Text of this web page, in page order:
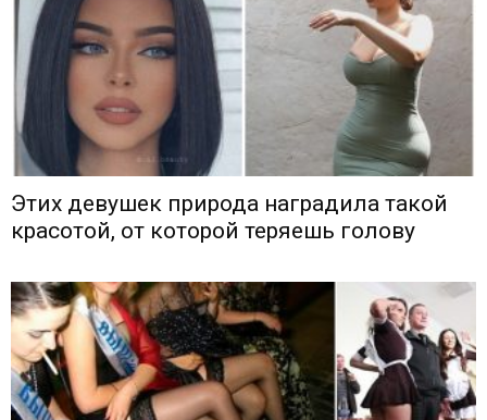
Этих девушек природа наградила такой
красотой, от которой теряешь голову